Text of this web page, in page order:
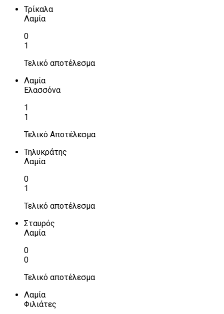
Τρίκαλα
Λαμία
0
1
Τελικό αποτέλεσμα
Λαμία
Ελασσόνα
1
1
Τελικό Αποτέλεσμα
Τηλυκράτης
Λαμία
0
1
Τελικό αποτέλεσμα
Σταυρός
Λαμία
0
0
Τελικό αποτέλεσμα
Λαμία
Φιλιάτες